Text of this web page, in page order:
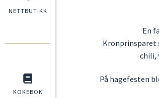
NETTBUTIKK
KOKEBOK
En
Kronprinsparet
chili,
På hagefesten